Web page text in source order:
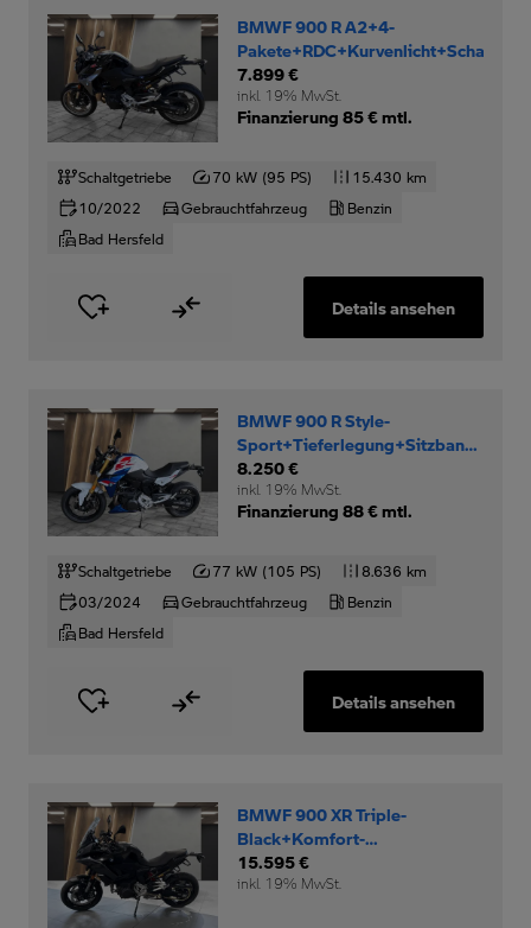
BMWF 900 R A2+4-
7.899 €
inkl. 19% MwSt.
Finanzierung 85 € mtl.
Schaltgetriebe 70 kW (95 PS)
15.430 km
10/2022
Gebrauchtfahrzeug
Benzin
Bad Hersfeld
Details ansehen
BMWF 900 R Style-
Sport+Tieferlegung+Sitzbank-
niedrig+
8.250 €
inkl. 19% MwSt.
Finanzierung 88 € mtl.
Schaltgetriebe 77 kW (105 PS)
8.636 km
03/2024
Gebrauchtfahrzeug
Benzin
Bad Hersfeld
Details ansehen
BMWF 900 XR Triple-
Black+Komfort-
Dynamikpaket+RDC+
15.595 €
inkl. 19% MwSt.